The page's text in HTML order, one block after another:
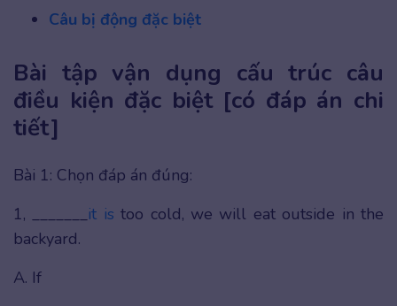
Câu bị động đặc biệt
Bài tập vận dụng cấu trúc câu
điều kiện đặc biệt [có đáp án chi
tiết]
Bài 1: Chọn đáp án đúng:
1, _______it is too cold, we will eat outside in the
backyard.
A. If